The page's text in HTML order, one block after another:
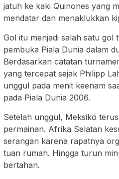
jatuh ke kaki Quinones yang
mendatar dan menaklukkan
Gol itu menjadi salah satu gol
pembuka Piala Dunia dalam
Berdasarkan catatan
yang tercepat sejak Philipp
unggul pada menit keenam
pada Piala Dunia 2006.
Setelah unggul, Meksiko
permainan. Afrika Selatan
serangan karena rapatnya
tuan rumah. Hingga turun
bertahan.